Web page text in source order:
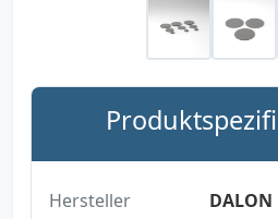
Hersteller
DALON